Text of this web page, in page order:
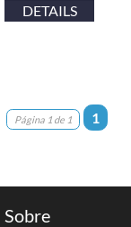
DETAILS
Página 1 de 1 1
Sobre